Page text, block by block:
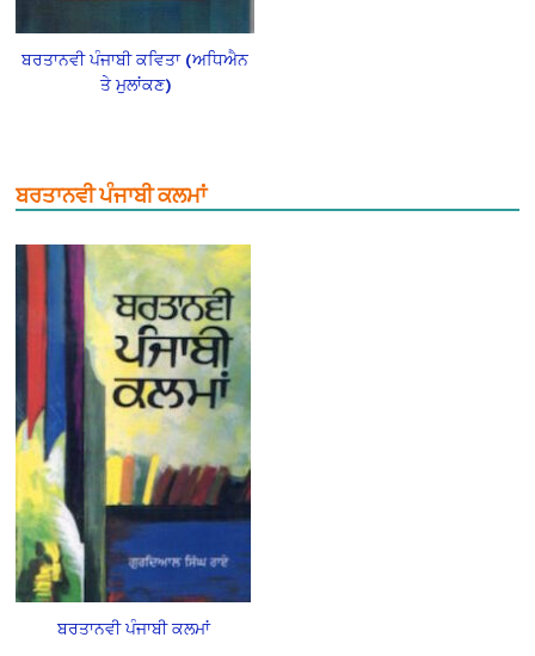
ਬਰਤਾਨਵੀ ਪੰਜਾਬੀ ਕਵਿਤਾ (ਅਧਿਐਨ
ਤੇ ਮੁਲਾਂਕਣ)
ਬਰਤਾਨਵੀ ਪੰਜਾਬੀ ਕਲਮਾਂ
ਬਰਤਾਨਵੀ ਪੰਜਾਬੀ ਕਲਮਾਂ